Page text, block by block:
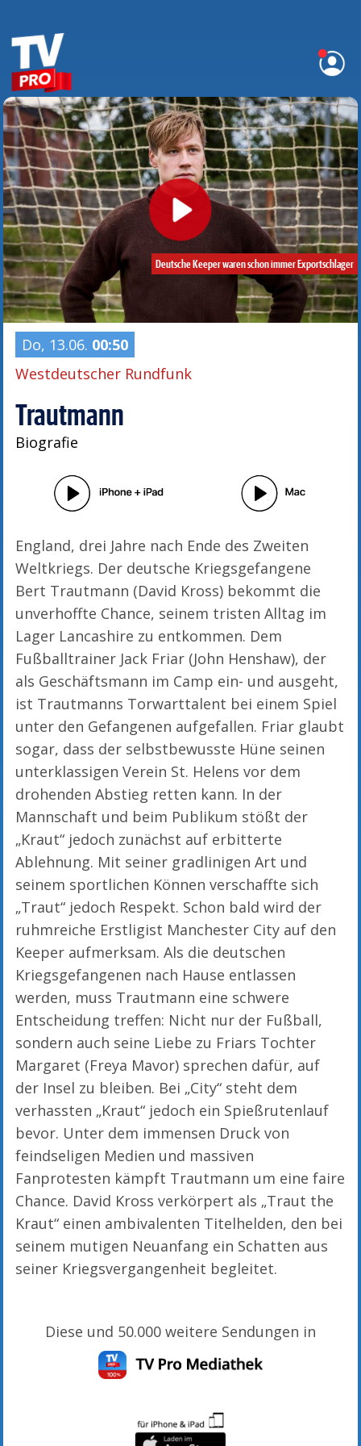
Deutsche Keeper waren schon immer Exportschlager
Do, 13.06. 00:50
Westdeutscher Rundfunk
Trautmann
Biografie
England, drei Jahre nach Ende des Zweiten
Weltkriegs. Der deutsche Kriegsgefangene
Bert Trautmann (David Kross) bekommt die
unverhoffte Chance, seinem tristen Alltag im
Lager Lancashire zu entkommen. Dem
Fußballtrainer Jack Friar (John Henshaw), der
als Geschäftsmann im Camp ein- und ausgeht,
ist Trautmanns Torwarttalent bei einem Spiel
unter den Gefangenen aufgefallen. Friar glaubt
sogar, dass der selbstbewusste Hüne seinen
unterklassigen Verein St. Helens vor dem
drohenden Abstieg retten kann. In der
Mannschaft und beim Publikum stößt der
„Kraut“ jedoch zunächst auf erbitterte
Ablehnung. Mit seiner gradlinigen Art und
seinem sportlichen Können verschaffte sich
„Traut“ jedoch Respekt. Schon bald wird der
ruhmreiche Erstligist Manchester City auf den
Keeper aufmerksam. Als die deutschen
Kriegsgefangenen nach Hause entlassen
werden, muss Trautmann eine schwere
Entscheidung treffen: Nicht nur der Fußball,
sondern auch seine Liebe zu Friars Tochter
Margaret (Freya Mavor) sprechen dafür, auf
der Insel zu bleiben. Bei „City“ steht dem
verhassten „Kraut“ jedoch ein Spießrutenlauf
bevor. Unter dem immensen Druck von
feindseligen Medien und massiven
Fanprotesten kämpft Trautmann um eine faire
Chance. David Kross verkörpert als „Traut the
Kraut“ einen ambivalenten Titelhelden, den bei
seinem mutigen Neuanfang ein Schatten aus
seiner Kriegsvergangenheit begleitet.
Diese und 50.000 weitere Sendungen in